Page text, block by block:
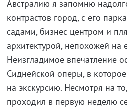
Австралию я запомню
контрастов город, с его
садами, бизнес-центром и
архитектурой, непохожей на
Неизгладимое впечатление
Сиднейской оперы, в
на экскурсию. Несмотря на
проходил в первую неделю